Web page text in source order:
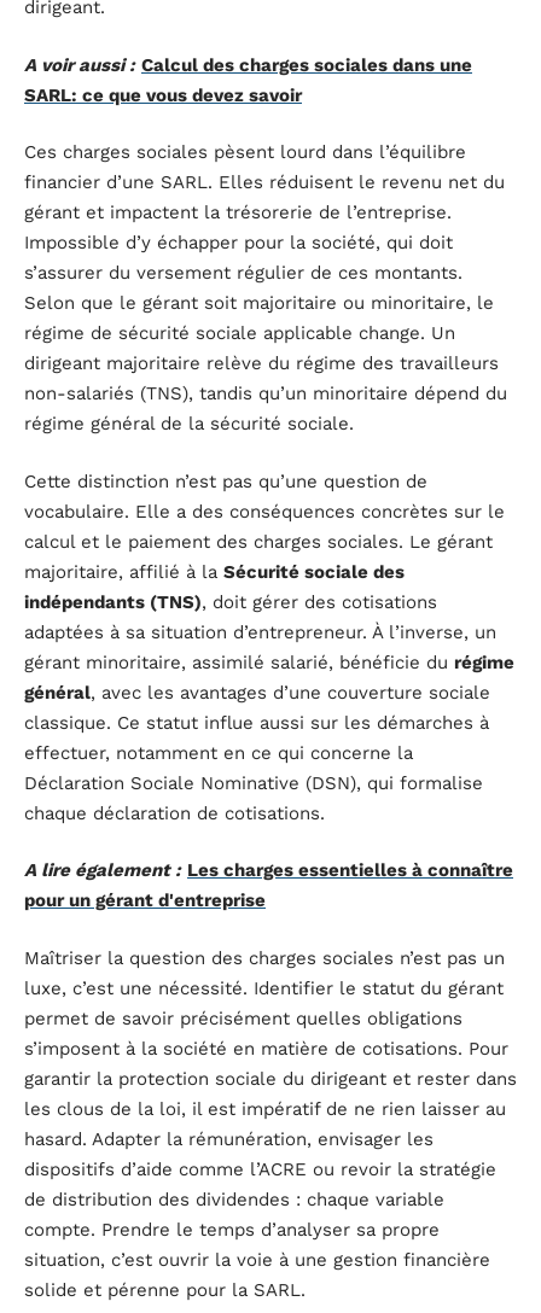
dirigeant.
A voir aussi : Calcul des charges sociales dans une
SARL: ce que vous devez savoir
Ces charges sociales pèsent lourd dans l’équilibre
financier d’une SARL. Elles réduisent le revenu net du
gérant et impactent la trésorerie de l’entreprise.
Impossible d’y échapper pour la société, qui doit
s’assurer du versement régulier de ces montants.
Selon que le gérant soit majoritaire ou minoritaire, le
régime de sécurité sociale applicable change. Un
dirigeant majoritaire relève du régime des travailleurs
non-salariés (TNS), tandis qu’un minoritaire dépend du
régime général de la sécurité sociale.
Cette distinction n’est pas qu’une question de
vocabulaire. Elle a des conséquences concrètes sur le
calcul et le paiement des charges sociales. Le gérant
majoritaire, affilié à la Sécurité sociale des
indépendants (TNS), doit gérer des cotisations
adaptées à sa situation d’entrepreneur. À l’inverse, un
gérant minoritaire, assimilé salarié, bénéficie du régime
général, avec les avantages d’une couverture sociale
classique. Ce statut influe aussi sur les démarches à
effectuer, notamment en ce qui concerne la
Déclaration Sociale Nominative (DSN), qui formalise
chaque déclaration de cotisations.
A lire également : Les charges essentielles à connaître
pour un gérant d'entreprise
Maîtriser la question des charges sociales n’est pas un
luxe, c’est une nécessité. Identifier le statut du gérant
permet de savoir précisément quelles obligations
s’imposent à la société en matière de cotisations. Pour
garantir la protection sociale du dirigeant et rester dans
les clous de la loi, il est impératif de ne rien laisser au
hasard. Adapter la rémunération, envisager les
dispositifs d’aide comme l’ACRE ou revoir la stratégie
de distribution des dividendes : chaque variable
compte. Prendre le temps d’analyser sa propre
situation, c’est ouvrir la voie à une gestion financière
solide et pérenne pour la SARL.